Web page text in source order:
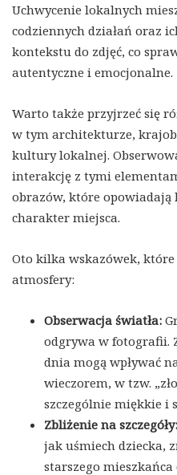
Uchwycenie lokalnych
codziennych działań oraz
kontekstu do zdjęć, co
autentyczne i emocjonalne.
Warto także przyjrzeć się
w tym architekturze,
kultury lokalnej.
interakcję z tymi
obrazów, które
charakter miejsca.
Oto kilka wskazówek,
atmosfery:
Obserwacja światła:
odgrywa w fotografii.
dnia mogą wpływać
wieczorem, w tzw.
szczególnie miękkie i
Zbliżenie na szczegóły:
jak uśmiech dziecka,
starszego mieszkańca